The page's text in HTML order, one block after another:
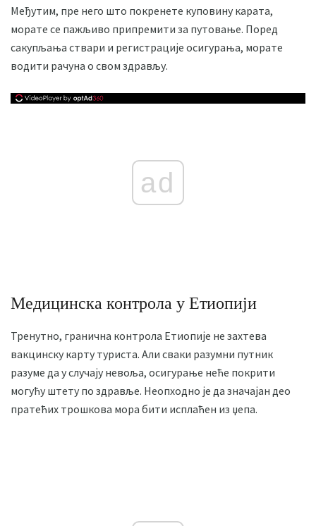
Међутим, пре него што покренете куповину карата,
морате се пажљиво припремити за путовање. Поред
сакупљања ствари и регистрације осигурања, морате
водити рачуна о свом здрављу.
ad
Медицинска контрола у Етиопији
Тренутно, гранична контрола Етиопије не захтева
вакцинску карту туриста. Али сваки разумни путник
разуме да у случају невоља, осигурање неће покрити
могућу штету по здравље. Неопходно је да значајан део
пратећих трошкова мора бити исплаћен из џепа.